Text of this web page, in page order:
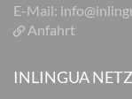
E-Mail:
Anfahrt
INLINGUA